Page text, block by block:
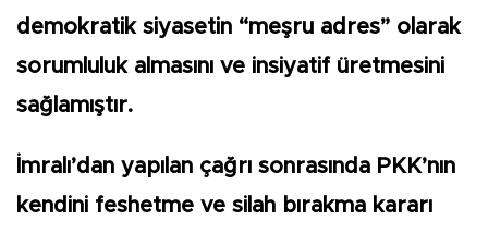
demokratik siyasetin “meşru adres” olarak
sorumluluk almasını ve insiyatif üretmesini
sağlamıştır.
İmralı’dan yapılan çağrı sonrasında PKK’nın
kendini feshetme ve silah bırakma kararı